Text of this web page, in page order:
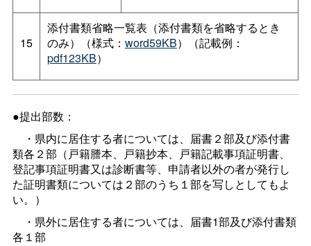
15
添付書類省略一覧表（添付書類を省略するとき
のみ）（様式： word59KB）（記載例：
pdf123KB）
●提出部数：
・県内に居住する者については、届書２部及び添付書
類各２部（戸籍謄本、戸籍抄本、戸籍記載事項証明書、
登記事項証明書又は診断書等、申請者以外の者が発行し
た証明書類については２部のうち１部を写しとしてもよ
い。）
・県外に居住する者については、届書1部及び添付書類
各１部